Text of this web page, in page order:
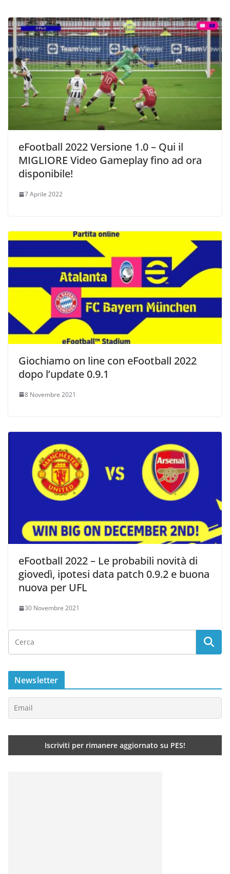
eFootball 2022 Versione 1.0 – Qui il
MIGLIORE Video Gameplay fino ad ora
disponibile!
7 Aprile 2022
Giochiamo on line con eFootball 2022
dopo l’update 0.9.1
8 Novembre 2021
eFootball 2022 – Le probabili novità di
giovedì, ipotesi data patch 0.9.2 e buona
nuova per UFL
30 Novembre 2021
Newsletter